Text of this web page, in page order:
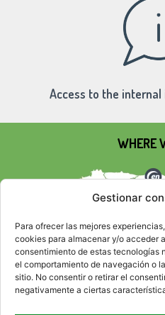
Gestionar
Para ofrecer las mejores
cookies para almacenar y/o acceder
consentimiento de estas tecnologías
el comportamiento de navegación o
sitio. No consentir o retirar el
negativamente a ciertas
Access to the
WHERE